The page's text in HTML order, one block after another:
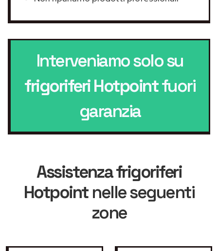
Interveniamo solo su
frigoriferi Hotpointfuori
garanzia
Assistenza frigoriferi
Hotpointnelle seguenti
zone